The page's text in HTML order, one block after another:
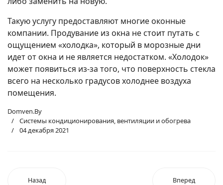
Такую услугу предоставляют многие оконные
компании. Продувание из окна не стоит путать с
ощущением «холодка», который в морозные дни
идет от окна и не является недостатком. «Холодок»
может появиться из-за того, что поверхность стекла
всего на несколько градусов холоднее воздуха
помещения.
Domven.By
Системы кондиционирования, вентиляции и обогрева
04 декабря 2021
Назад Вперед